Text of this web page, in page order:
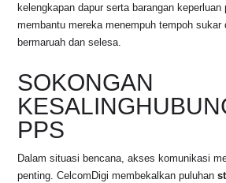
kelengkapan dapur serta barangan keperluan
membantu mereka menempuh tempoh sukar
bermaruah dan selesa.
SOKONGAN
PPS
Dalam situasi bencana, akses komunikasi
penting. CelcomDigi membekalkan puluhan